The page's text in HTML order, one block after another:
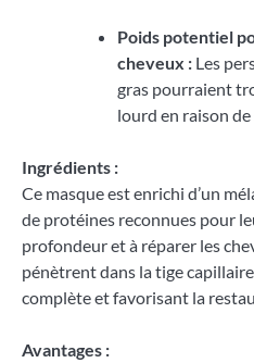
Poids potentiel
cheveux : Les
gras pourraient
lourd en raison
Ingrédients :
Ce masque est enrichi d’un
de protéines reconnues pour
profondeur et à réparer les
pénètrent dans la tige
complète et favorisant la
Avantages :